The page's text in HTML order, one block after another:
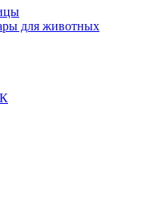
для животных